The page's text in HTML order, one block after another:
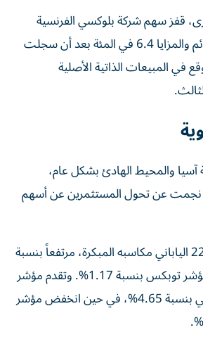
قفز سهم شركة بلوكسي الفرنسية
المتخصصة في القسائم والمزايا 6.4 في المئة بعد أن سجلت
في المبيعات الذاتية الأصلية
والمحيط الهادئ بشكل عام،
عن تحول المستثمرين عن أسهم
واصل مؤشر نيكاي 225 الياباني مكاسبه المبكرة، مرتفعاً بنسبة
1.47%، بينما ارتفع مؤشر توبكس بنسبة 1.17%. وتقدم مؤشر
كوسبي الكوري الجنوبي بنسبة 4.65%، في حين انخفض مؤشر